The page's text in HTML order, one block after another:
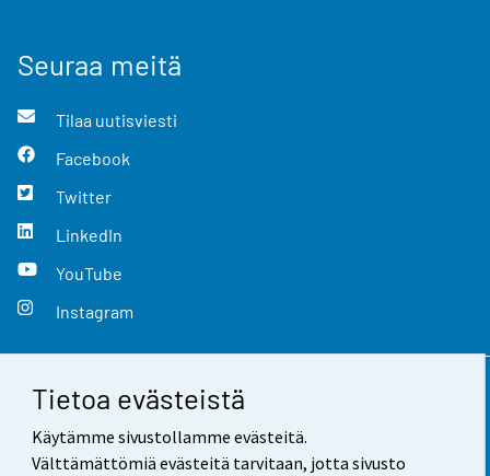
Tietoa evästeistä
Käytämme sivustollamme evästeitä.
Välttämättömiä evästeitä tarvitaan, jotta sivusto
Seuraa meitä
Tilaa uutisviesti
Facebook
Twitter
LinkedIn
YouTube
Instagram
Yhteystiedot
Palaute